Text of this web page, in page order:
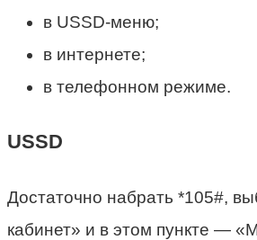
в USSD-меню;
в интернете;
в телефонном режиме.
USSD
Достаточно набрать *105#,
кабинет» и в этом пункте —